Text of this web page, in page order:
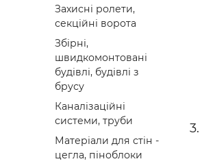
Захисні ролети,
секційні ворота
Збірні,
швидкомонтовані
будівлі, будівлі з
брусу
Каналізаційні
системи, труби
Матеріали для стін -
цегла, піноблоки